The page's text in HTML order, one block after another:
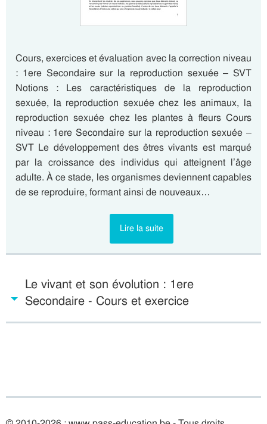
Cours, exercices et évaluation avec la correction niveau
: 1ere Secondaire sur la reproduction sexuée – SVT
Notions : Les caractéristiques de la reproduction
sexuée, la reproduction sexuée chez les animaux, la
reproduction sexuée chez les plantes à fleurs Cours
niveau : 1ere Secondaire sur la reproduction sexuée –
SVT Le développement des êtres vivants est marqué
par la croissance des individus qui atteignent l’âge
adulte. À ce stade, les organismes deviennent capables
de se reproduire, formant ainsi de nouveaux…
Lire la suite
Le vivant et son évolution : 1ere
Secondaire - Cours et exercice